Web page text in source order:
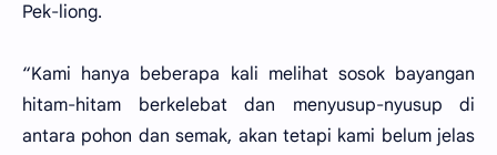
Pek-liong.
“Kami hanya beberapa kali melihat sosok bayangan
hitam-hitam berkelebat dan menyusup-nyusup di
antara pohon dan semak, akan tetapi kami belum jelas